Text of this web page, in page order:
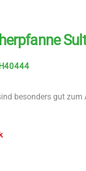
besonders gut zum